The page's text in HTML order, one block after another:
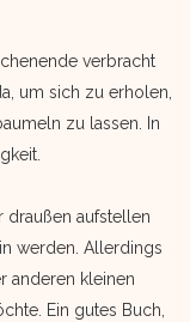
verbracht
um sich zu erholen,
zu lassen. In
draußen aufstellen
werden. Allerdings
anderen kleinen
Ein gutes Buch,